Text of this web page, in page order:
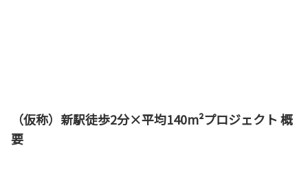
（仮称）新駅徒歩2分×平均140m²プロジェクト 概
要